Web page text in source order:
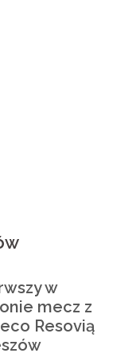
w
mecz z
Resovią